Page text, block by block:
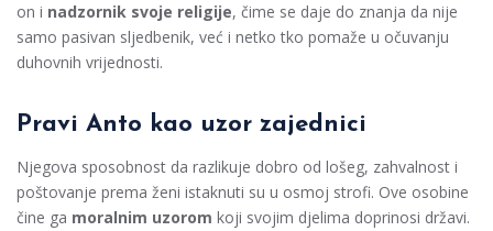
on i nadzornik svoje religije, čime se daje do znanja da nije
samo pasivan sljedbenik, već i netko tko pomaže u očuvanju
duhovnih vrijednosti.
Pravi Anto kao uzor zajednici
Njegova sposobnost da razlikuje dobro od lošeg, zahvalnost i
poštovanje prema ženi istaknuti su u osmoj strofi. Ove osobine
čine ga moralnim uzorom koji svojim djelima doprinosi državi.